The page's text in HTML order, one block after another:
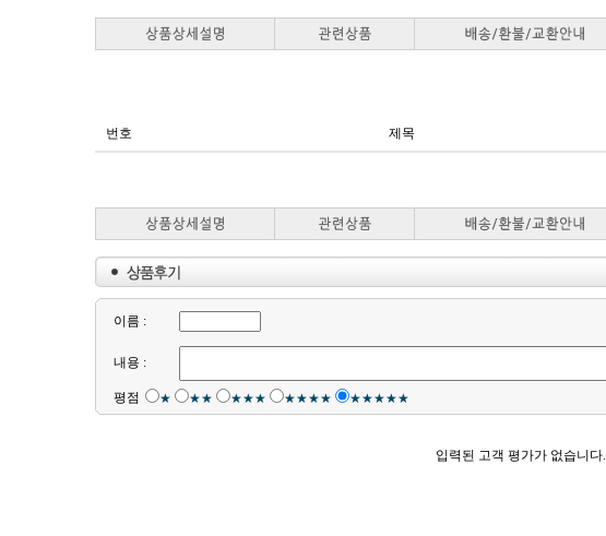
번호 제목
이름 :
내용 :
평점 ★ ★★ ★★★ ★★★★ ★★★★★
입력된 고객 평가가 없습니다.